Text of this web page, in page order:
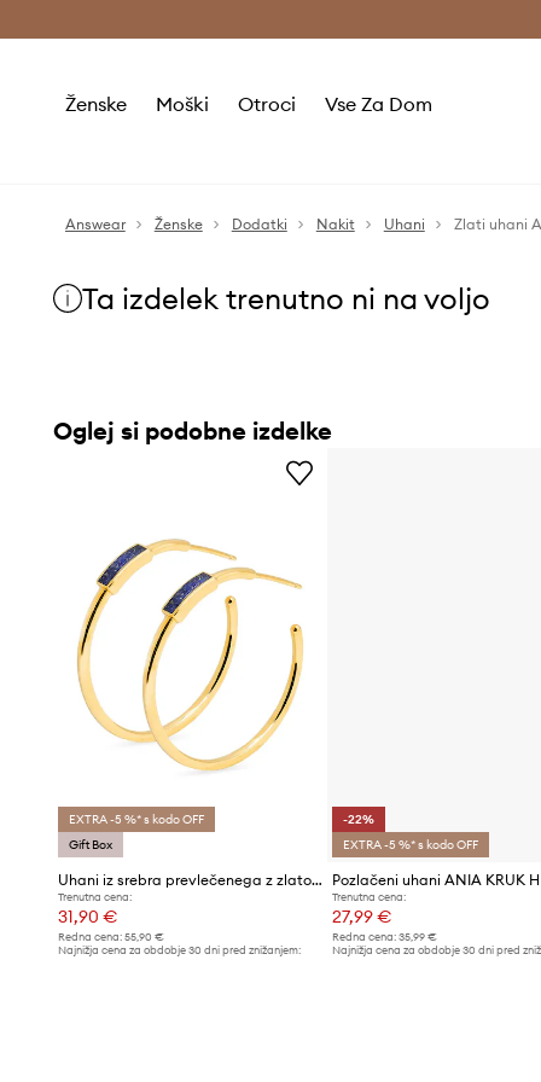
Ženske Moški Otroci Vse Za Dom
Answear Ženske Dodatki Nakit Uhani Zlati uhani
Ta izdelek trenutno ni na voljo
Oglej si podobne izdelke
EXTRA -5 %* s kodo OFF
Gift Box
Uhani iz srebra prevlečenega z zlatom ANIA KRUK DUO
Trenutna cena:
31,90 €
Redna cena: 55,90 €
Najnižja cena za obdobje 30 dni pred znižanjem:
-22%
EXTRA -5 %* s kodo OFF
Pozlačeni uhani ANIA KRUK
Trenutna cena:
27,99 €
Redna cena:35,99 €
Najnižja cena za obdobje 30 dni pred